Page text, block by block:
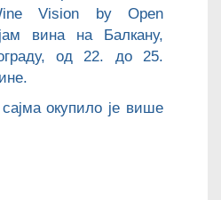
Vision by Open
вина на Балкану,
од 22. до 25.
окупило је више